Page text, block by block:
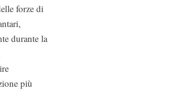
forze di
durante la
più